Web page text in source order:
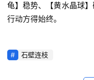
龟】稳势、【黄水晶球】
行动方得始终。
石壁连枝